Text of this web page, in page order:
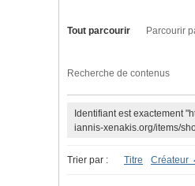
Tout parcourir Parcourir
Recherche de contenus
Identifiant est exactement
iannis-xenakis.org/items/
Trier par : Titre Créateur